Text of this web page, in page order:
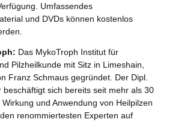
Umfassendes
und DVDs können kostenlos
Das MykoTroph Institut für
Pilzheilkunde mit Sitz in Limeshain,
Franz Schmaus gegründet. Der Dipl.
beschäftigt sich bereits seit mehr als 30
und Anwendung von Heilpilzen
renommiertesten Experten auf